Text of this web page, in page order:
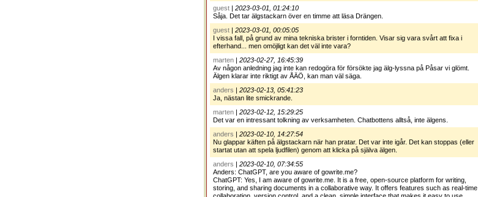
guest | 2023-03-01, 01:24:10
Såja. Det tar älgstackarn över en timme att läsa Drängen.
guest | 2023-03-01, 00:05:05
I vissa fall, på grund av mina tekniska brister i forntiden. Visar sig vara svårt att fixa i
efterhand... men omöjligt kan det väl inte vara?
marten | 2023-02-27, 16:45:39
Av någon anledning jag inte kan redogöra för försökte jag älg-lyssna på Påsar vi glömt.
Älgen klarar inte riktigt av ÅÄÖ, kan man väl säga.
anders | 2023-02-13, 05:41:23
Ja, nästan lite smickrande.
marten | 2023-02-12, 15:29:25
Det var en intressant tolkning av verksamheten. Chatbottens alltså, inte älgens.
anders | 2023-02-10, 14:27:54
Nu glappar käften på älgstackarn när han pratar. Det var inte igår. Det kan stoppas (eller
startat utan att spela ljudfilen) genom att klicka på själva älgen.
anders | 2023-02-10, 07:34:55
Anders: ChatGPT, are you aware of gowrite.me?
ChatGPT: Yes, I am aware of gowrite.me. It is a free, open-source platform for writing,
storing, and sharing documents in a collaborative way. It offers features such as real-time